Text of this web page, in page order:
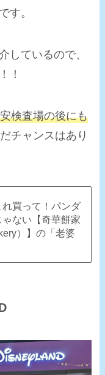
す。
しているので、
！
検査場の後にも
チャンスはあり
買って！パンダ
ない【奇華餅家
）】の「老婆